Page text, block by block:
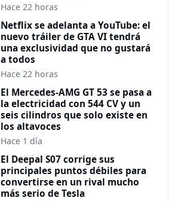
Hace 22 horas
Netflix se adelanta a YouTube: el
nuevo tráiler de GTA VI tendrá
una exclusividad que no gustará
a todos
Hace 22 horas
El Mercedes-AMG GT 53 se pasa a
la electricidad con 544 CV y un
seis cilindros que solo existe en
los altavoces
Hace 1 día
El Deepal S07 corrige sus
principales puntos débiles para
convertirse en un rival mucho
más serio de Tesla